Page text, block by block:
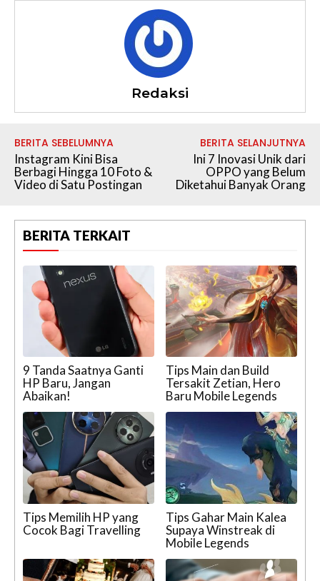
Redaksi
BERITA SEBELUMNYA
Instagram Kini Bisa
Berbagi Hingga 10 Foto &
Video di Satu Postingan
BERITA SELANJUTNYA
Ini 7 Inovasi Unik dari
OPPO yang Belum
Diketahui Banyak Orang
BERITA TERKAIT
9 Tanda Saatnya Ganti
HP Baru, Jangan
Abaikan!
Tips Main dan Build
Tersakit Zetian, Hero
Baru Mobile Legends
Tips Memilih HP yang
Cocok Bagi Travelling
Tips Gahar Main Kalea
Supaya Winstreak di
Mobile Legends